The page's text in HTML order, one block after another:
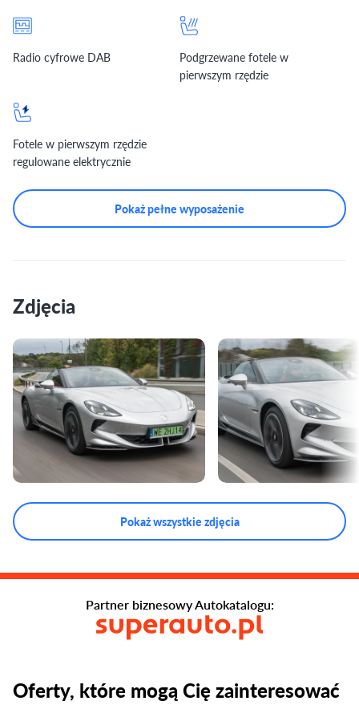
Radio cyfrowe DAB
Podgrzewane fotele w
pierwszym rzędzie
Fotele w pierwszym rzędzie
regulowane elektrycznie
Pokaż pełne wyposażenie
Zdjęcia
Pokaż wszystkie zdjęcia
Oferty, które mogą Cię zainteresować
Partner biznesowy Autokatalogu: